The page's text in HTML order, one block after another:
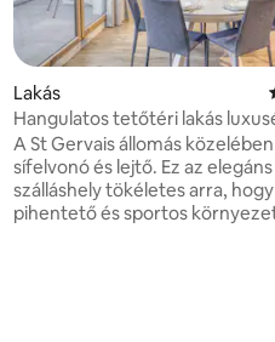
5/4,95, 197 vélemény
Lakás
Hangulatos tetőtéri lakás
6 fő részére
A St Gervais állomás
sífelvonó és lejtő. Ez az elegáns
szálláshely tökéletes arra, hogy
pihentető és sportos